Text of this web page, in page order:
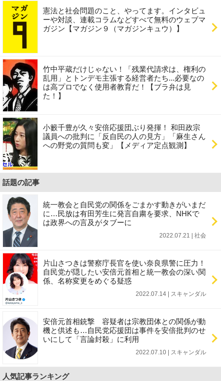
憲法と社会問題のこと、やってます。インタビュ
ーや対談、連載コラムなどすべて無料のウェブマ
ガジン【マガジン９（マガジンキュウ）】
竹中平蔵だけじゃない！「残業代請求は、権利の
乱用」とトンデモ主張する経営者たち...必要なの
は高プロでなく使用者教育だ！【ブラ弁は見
た！】
小籔千豊が久々安倍応援団ぶり発揮！ 和田政宗
議員への批判に「反自民の人の見方」「麻生さん
への野党の質問も変」【メディア定点観測】
話題の記事
統一教会と自民党の関係をごまかす動きがいまだ
に…民放は有田芳生に発言自粛を要求、NHKで
は政界への言及がタブーに
2022.07.21 | 社会
片山さつきは警察庁長官を使い奈良県警に圧力！
自民党が隠したい安倍元首相と統一教会の深い関
係、名称変更をめぐる疑惑
2022.07.14 | スキャンダル
安倍元首相銃撃 容疑者は宗教団体との関係が動
機と供述も…自民党応援団は事件を安倍批判のせ
いにして「言論封殺」に利用
2022.07.10 | スキャンダル
人気記事ランキング